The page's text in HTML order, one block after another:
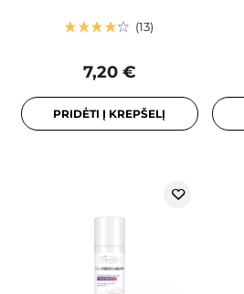
13
7,20 €
PRIDĖTI Į KREPŠELĮ